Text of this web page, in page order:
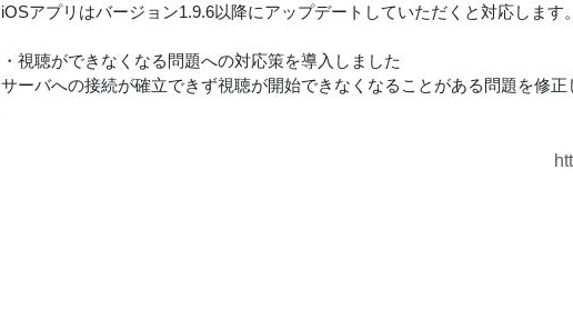
iOSアプリはバージョン1.9.6以降にアップデートしていただくと対応します
・視聴ができなくなる問題への対応策を導入しました
サーバへの接続が確立できず視聴が開始できなくなることがある問題を修正